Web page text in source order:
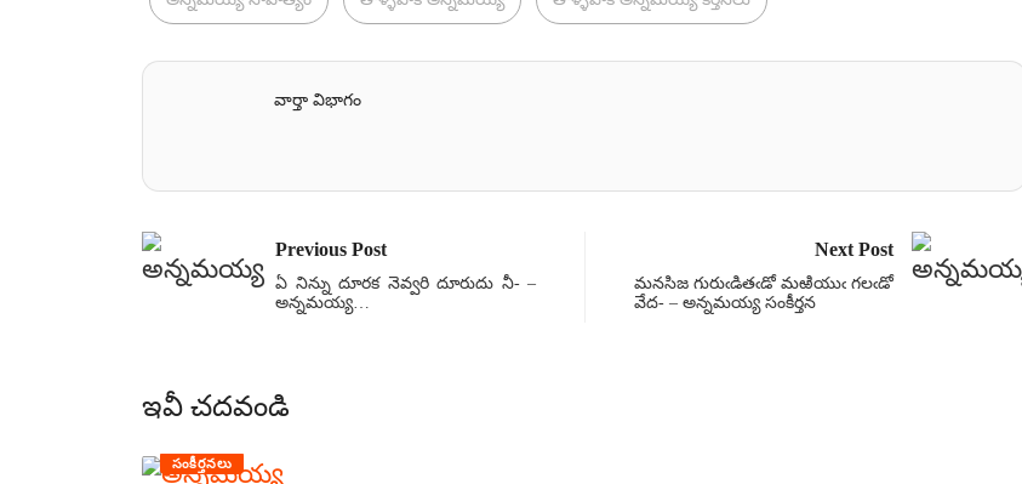
వార్తా విభాగం
Previous Post
ఏ నిన్ను దూరక నెవ్వరి దూరుదు నీ- –
అన్నమయ్య…
Next Post
మనసిజ గురుఁడితఁడో మఱియుఁ గలఁడో
వేద- – అన్నమయ్య సంకీర్తన
ఇవీ చదవండి
సంకీర్తనలు